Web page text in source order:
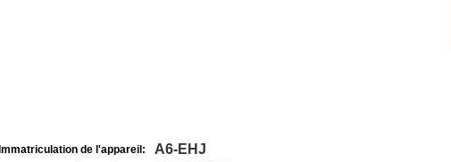
Immatriculation de l'appareil: A6-EHJ